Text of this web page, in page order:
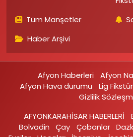
Tüm Manşetler
Haber Arşivi
Afyon Haberleri
Afyon
Afyon Hava durumu
Lig
Gizlilik
AFYONKARAHİSAR HABERLERİ
Bolvadin
Çay Çobanlar